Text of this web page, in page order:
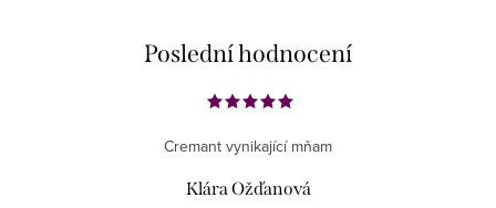
Poslední hodnocení
Cremant vynikající mňam
Klára Ožďanová